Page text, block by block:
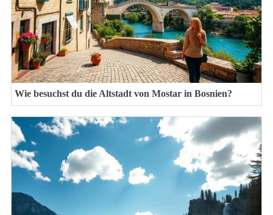
Wie besuchst du die Altstadt von Mostar in Bosnien?